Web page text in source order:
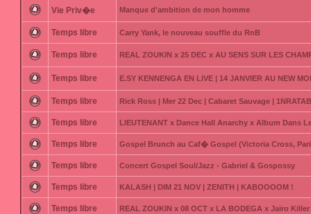
Vie Priv�e Manque d'ambition de mon homme
Temps libre Carry Yank, le nouveau souffle du RnB
Temps libre REAL ZOUKIN x 25 DEC x AU SENS SUR LES
Temps libre E.SY KENNENGA EN LIVE | 14 JANVIER AU NEW
Temps libre Rick Ross | Mer 22 Dec | Cabaret Sauvage |
Temps libre LIEUTENANT x Dance Hall Anarchy x Album Dans
Temps libre Gospel Brunch au Caf� Gospel (Victoria Cross,
Temps libre Concert Gospel Soul/Jazz - Gabriel & Gospossy
Temps libre KALASH | DIM 21 NOV | ZENITH | KABOOOOM !
Temps libre REAL ZOUKIN x 08 OCT x LA BODEGA x Jairo